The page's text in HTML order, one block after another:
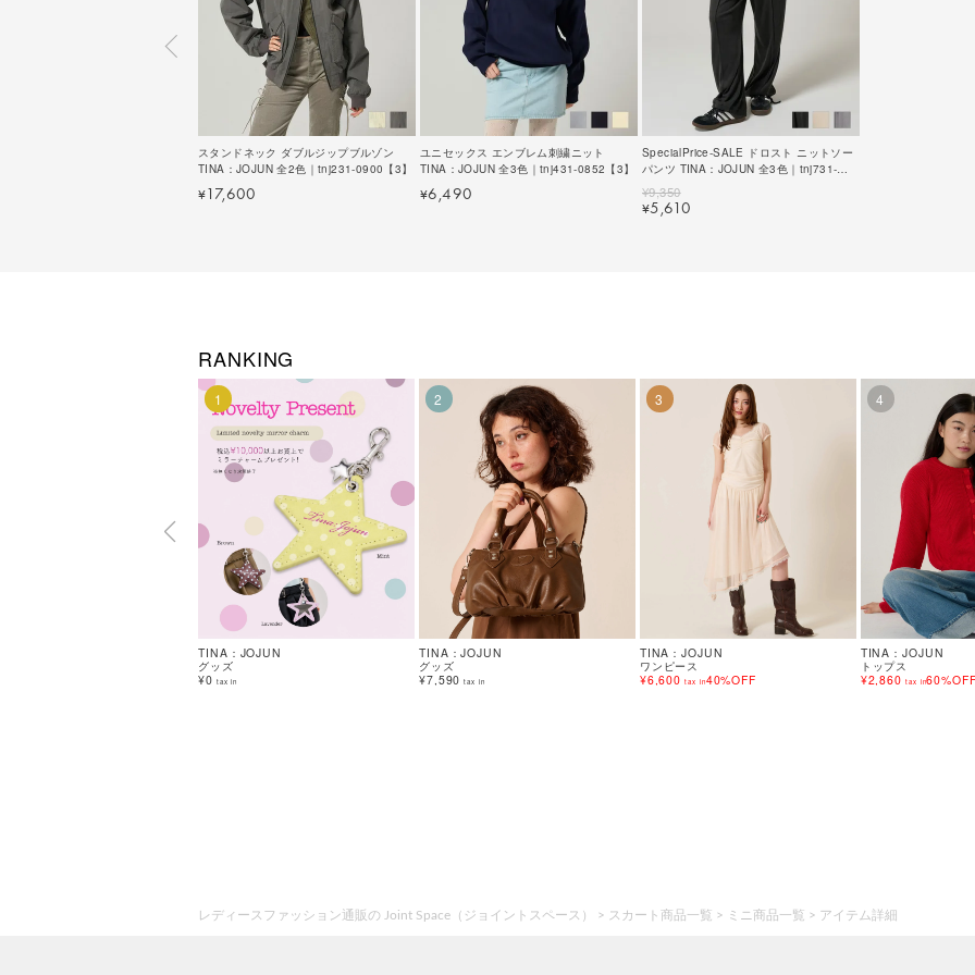
スタンドネック ダブルジップブルゾン
TINA：JOJUN 全2色｜tnj231-0900【3】
¥17,600
ユニセックス エンブレム刺繍ニット
TINA：JOJUN 全3色｜tnj431-0852【3】
¥6,490
SpecialPrice-SALE ドロスト ニットソー
パンツ TINA：JOJUN 全3色｜tnj731-
¥9,350
¥5,610
RANKING
1
TINA：JOJUN
グッズ
¥0 tax in
2
TINA：JOJUN
グッズ
¥7,590 tax in
3
TINA：JOJUN
ワンピース
¥6,600 tax in40%OFF
4
TINA：JOJUN
トップス
¥2,860 tax in
レディースファッション通販の Joint Space（ジョイントスペース） スカート商品一覧 ミニ商品一覧 アイテム詳細